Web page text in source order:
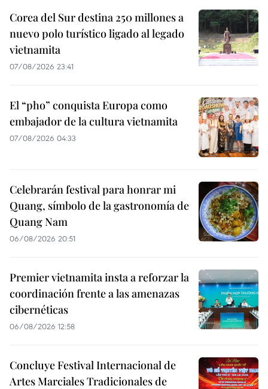
Corea del Sur destina 250 millones a
nuevo polo turístico ligado al legado
vietnamita
07/08/2026 23:41
El “pho” conquista Europa como
embajador de la cultura vietnamita
07/08/2026 04:33
Celebrarán festival para honrar mi
Quang, símbolo de la gastronomía de
Quang Nam
06/08/2026 20:51
Premier vietnamita insta a reforzar la
coordinación frente a las amenazas
cibernéticas
06/08/2026 12:58
Concluye Festival Internacional de
Artes Marciales Tradicionales de